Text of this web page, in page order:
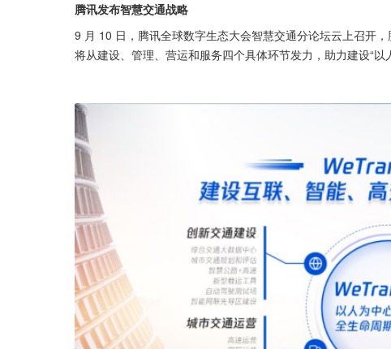
腾讯发布智慧交通战略
9 月 10 日，腾讯全球数字生态大会智慧交通分论坛云上召开
将从建设、管理、营运和服务四个具体环节发力，助力建设“以